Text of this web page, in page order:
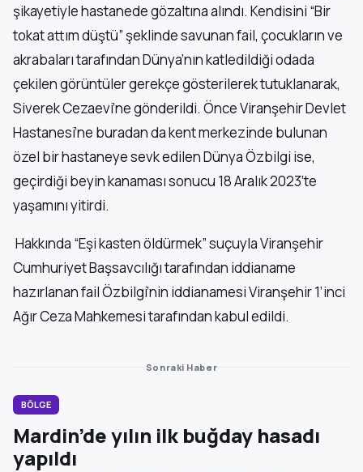
şikayetiyle hastanede gözaltına alındı. Kendisini “Bir
tokat attım düştü” şeklinde savunan fail, çocukların ve
akrabaları tarafından Dünya’nın katledildiği odada
çekilen görüntüler gerekçe gösterilerek tutuklanarak,
Siverek Cezaevi’ne gönderildi. Önce Viranşehir Devlet
Hastanesi’ne buradan da kent merkezinde bulunan
özel bir hastaneye sevk edilen Dünya Özbilgi ise,
geçirdiği beyin kanaması sonucu 18 Aralık 2023’te
yaşamını yitirdi.
Hakkında “Eşi kasten öldürmek” suçuyla Viranşehir
Cumhuriyet Başsavcılığı tarafından iddianame
hazırlanan fail Özbilgi’nin iddianamesi Viranşehir 1’inci
Ağır Ceza Mahkemesi tarafından kabul edildi.
Sonraki Haber
BÖLGE
Mardin’de yılın ilk buğday hasadı
yapıldı